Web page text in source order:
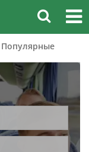
Популярные